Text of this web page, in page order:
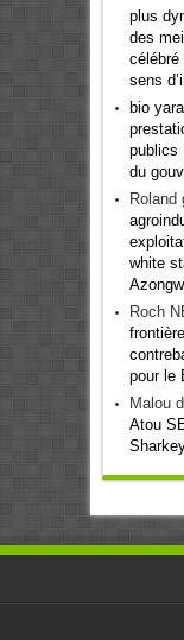
plus
des
célébré
sens
bio yara
publics
du
Roland
white
Roch
pour le
Malou
Atou